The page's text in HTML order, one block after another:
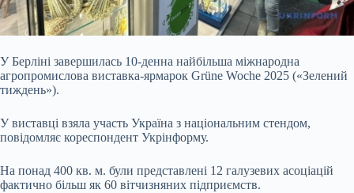
У Берліні завершилась 10-денна найбільша міжнародна
агропромислова виставка-ярмарок Grüne Woche 2025 («Зелений
тиждень»).
У виставці взяла участь Україна з національним стендом,
повідомляє кореспондент Укрінформу.
На понад 400 кв. м. були представлені 12 галузевих асоціацій
фактично більш як 60 вітчизняних підприємств.